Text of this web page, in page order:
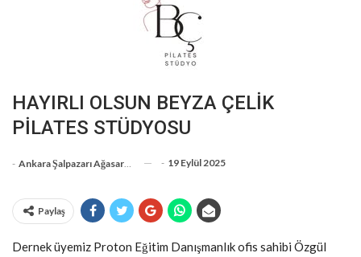
HAYIRLI OLSUN BEYZA ÇELİK
PİLATES STÜDYOSU
- Ankara Şalpazarı Ağasarlılar Eğitim Kültür Ve Dayanışma Derneği - 19 Eylül 2025
Paylaş
Dernek üyemiz Proton Eğitim Danışmanlık ofis sahibi Özgül